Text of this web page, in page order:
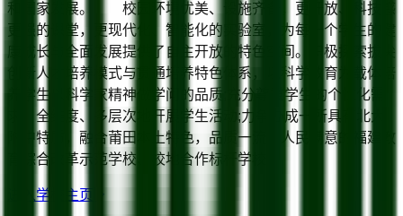
和国家发展。 校园环境优美、设施齐备，更开放、科技感
更强的课堂，更现代化、智能化的实验室，为每一个学生的健
康成长与全面发展提供了自主开放的特色空间。积极探索拔尖
创新人才培养模式与贯通培养特色体系，以科学教育为载体培
养学生以科学家精神做学问的品质;充分尊重学生的个性化需
求，全维度、多层次地开展学生活动;力争办成一所具有北大
附中特质，融合莆田本土特色，品质一流、人民满意的福建教
育综合改革示范学校、校地合作标杆学校。
进入学校主页